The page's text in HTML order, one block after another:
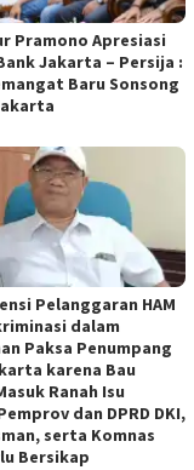
Pramono Apresiasi
Jakarta – Persija :
Baru Sonsong
Pelanggaran HAM
dalam
Paksa Penumpang
karena Bau
Ranah Isu
dan DPRD DKI,
serta Komnas
Bersikap